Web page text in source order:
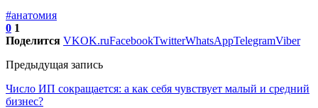
#анатомия
0 1
Поделится VKOK.ruFacebookTwitterWhatsAppTelegramViber
Предыдущая запись
Число ИП сокращается: а как себя чувствует малый и средний
бизнес?